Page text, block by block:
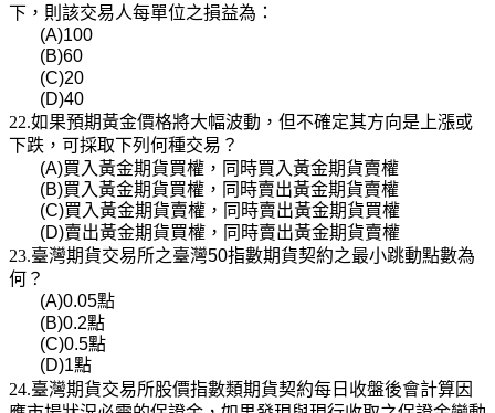
下，則該交易人每單位之損益為：
(A)100
(B)60
(C)20
(D)40
22.如果預期黃金價格將大幅波動，但不確定其方向是上漲或
下跌，可採取下列何種交易？
(A)買入黃金期貨買權，同時買入黃金期貨賣權
(B)買入黃金期貨買權，同時賣出黃金期貨賣權
(C)買入黃金期貨賣權，同時賣出黃金期貨買權
(D)賣出黃金期貨買權，同時賣出黃金期貨賣權
23.臺灣期貨交易所之臺灣50指數期貨契約之最小跳動點數為
何？
(A)0.05點
(B)0.2點
(C)0.5點
(D)1點
24.臺灣期貨交易所股價指數類期貨契約每日收盤後會計算因